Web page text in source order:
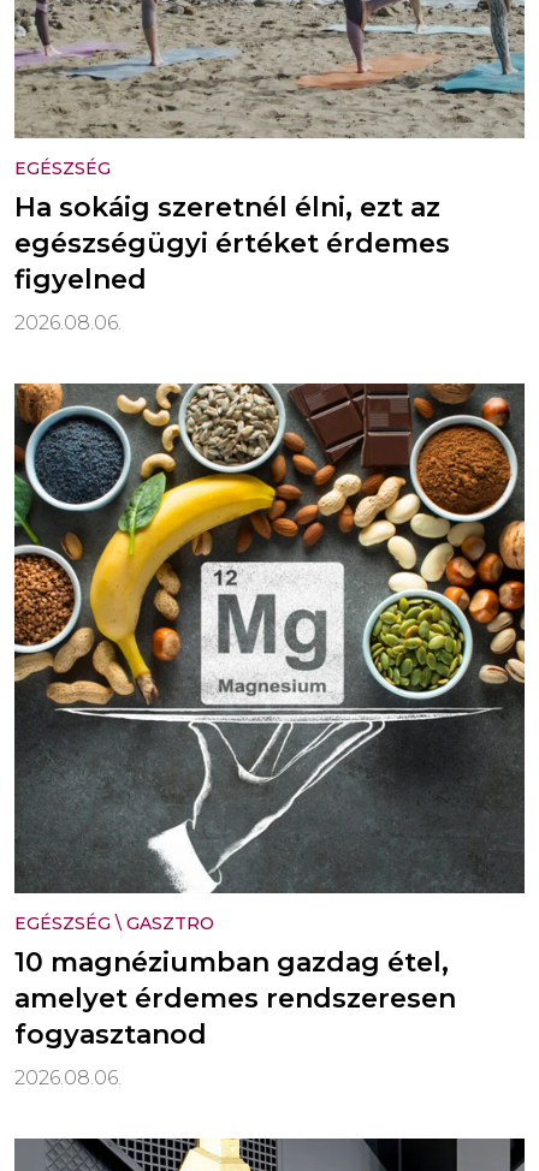
EGÉSZSÉG
Ha sokáig szeretnél élni, ezt az
egészségügyi értéket érdemes
figyelned
2026.08.06.
EGÉSZSÉG \ GASZTRO
10 magnéziumban gazdag étel,
amelyet érdemes rendszeresen
fogyasztanod
2026.08.06.